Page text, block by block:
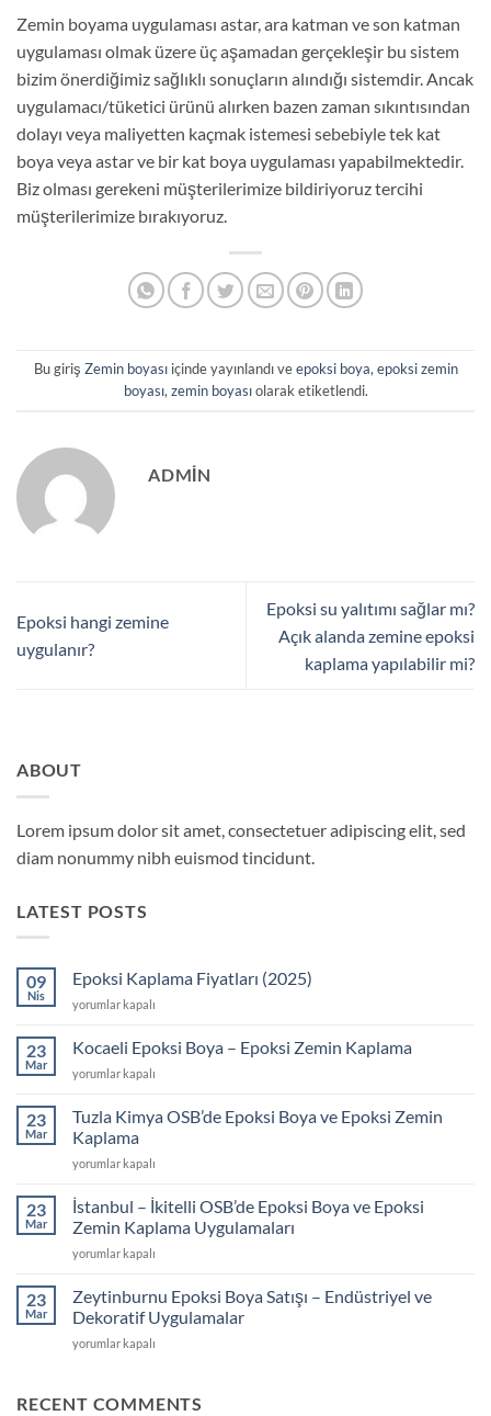
Zemin boyama uygulaması astar, ara katman ve son katman
uygulaması olmak üzere üç aşamadan gerçekleşir bu sistem
bizim önerdiğimiz sağlıklı sonuçların alındığı sistemdir. Ancak
uygulamacı/tüketici ürünü alırken bazen zaman sıkıntısından
dolayı veya maliyetten kaçmak istemesi sebebiyle tek kat
boya veya astar ve bir kat boya uygulaması yapabilmektedir.
Biz olması gerekeni müşterilerimize bildiriyoruz tercihi
müşterilerimize bırakıyoruz.
Bu giriş Zemin boyasıiçinde yayınlandı veepoksi boya, epoksi zemin
boyası, zemin boyasıolarak etiketlendi.
ADMIN
Epoksi hangi zemine
uygulanır?
Epoksi su yalıtımı sağlar mı?
Açık alanda zemine epoksi
kaplama yapılabilir mi?
ABOUT
Lorem ipsum dolor sit amet, consectetuer adipiscing elit, sed
diam nonummy nibh euismod tincidunt.
LATEST POSTS
09
Nis
Epoksi Kaplama Fiyatları (2025)
Epoksi
Fiyatları
için
yorumlar kapalı
23
Mar
Kocaeli Epoksi Boya – Epoksi Zemin Kaplama
Kocaeli
Boya
Epoksi
Zemin
için
yorumlar kapalı
23
Mar
Tuzla Kimya OSB’de Epoksi Boya ve Epoksi Zemin
Kaplama
Tuzla
OSB’de
Boya
ve
Zemin
Kaplama
yorumlar kapalı
23
Mar
İstanbul – İkitelli OSB’de Epoksi Boya ve Epoksi
Zemin Kaplama Uygulamaları
İstanbul
İkitelli
OSB’de
Epoksi
Boya
Zemin
yorumlar kapalı
23
Mar
Zeytinburnu Epoksi Boya Satışı – Endüstriyel ve
Dekoratif Uygulamalar
Zeytinburnu
Satışı
yorumlar kapalı
RECENT COMMENTS